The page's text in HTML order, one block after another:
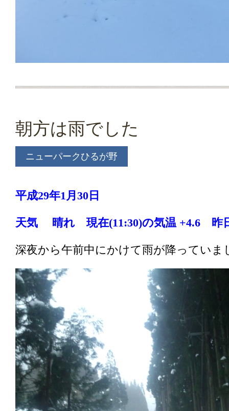
朝方は雨でした
ニューパークひるが野
平成29年1月30 日
天気 晴れ 現在(11:30)の気温 +4.6 昨
深夜から午前中にかけて雨が降っていま